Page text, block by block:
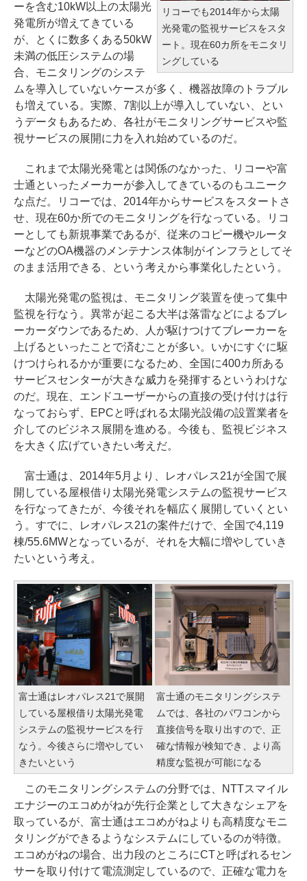
リコーでも2014年から太陽
光発電の監視サービスをスタ
ート。現在60カ所をモニタリ
ングしている
ーを含む10kW以上の太陽光
発電所が増えてきている
が、とくに数多くある50kW
未満の低圧システムの場
合、モニタリングのシステ
ムを導入していないケースが多く、機器故障のトラブル
も増えている。実際、7割以上が導入していない、とい
うデータもあるため、各社がモニタリングサービスや監
視サービスの展開に力を入れ始めているのだ。
これまで太陽光発電とは関係のなかった、リコーや富
士通といったメーカーが参入してきているのもユニーク
な点だ。リコーでは、2014年からサービスをスタートさ
せ、現在60か所でのモニタリングを行なっている。リコ
ーとしても新規事業であるが、従来のコピー機やルータ
ーなどのOA機器のメンテナンス体制がインフラとしてそ
のまま活用できる、という考えから事業化したという。
太陽光発電の監視は、モニタリング装置を使って集中
監視を行なう。異常が起こる大半は落雷などによるブレ
ーカーダウンであるため、人が駆けつけてブレーカーを
上げるといったことで済むことが多い。いかにすぐに駆
けつけられるかが重要になるため、全国に400カ所ある
サービスセンターが大きな威力を発揮するというわけな
のだ。現在、エンドユーザーからの直接の受け付けは行
なっておらず、EPCと呼ばれる太陽光設備の設置業者を
介してのビジネス展開を進める。今後も、監視ビジネス
を大きく広げていきたい考えだ。
富士通は、2014年5月より、レオパレス21が全国で展
開している屋根借り太陽光発電システムの監視サービス
を行なってきたが、今後それを幅広く展開していくとい
う。すでに、レオパレス21の案件だけで、全国で4,119
棟/55.6MWとなっているが、それを大幅に増やしていき
たいという考え。
富士通はレオパレス21で展開
している屋根借り太陽光発電
システムの監視サービスを行
なう。今後さらに増やしてい
きたいという
富士通のモニタリングシステ
ムでは、各社のパワコンから
直接信号を取り出すので、正
確な情報が検知でき、より高
精度な監視が可能になる
このモニタリングシステムの分野では、NTTスマイル
エナジーのエコめがねが先行企業として大きなシェアを
取っているが、富士通はエコめがねよりも高精度なモニ
タリングができるようなシステムにしているのが特徴。
エコめがねの場合、出力段のところにCTと呼ばれるセン
サーを取り付けて電流測定しているので、正確な電力を